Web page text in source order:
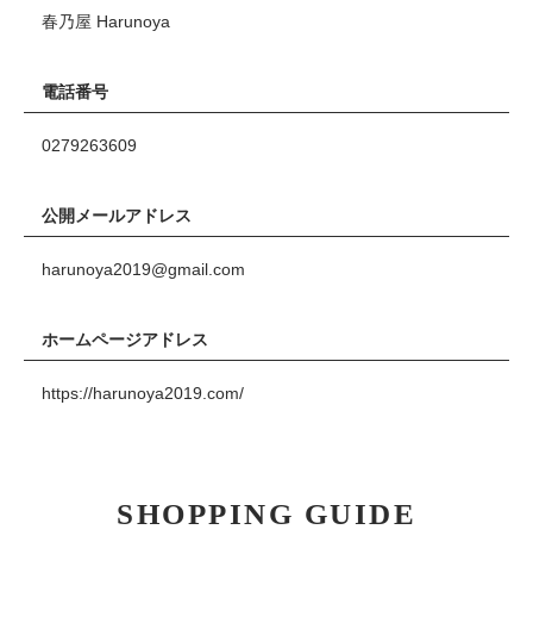
春乃屋 Harunoya
電話番号
0279263609
公開メールアドレス
harunoya2019@gmail.com
ホームページアドレス
https://harunoya2019.com/
SHOPPING GUIDE